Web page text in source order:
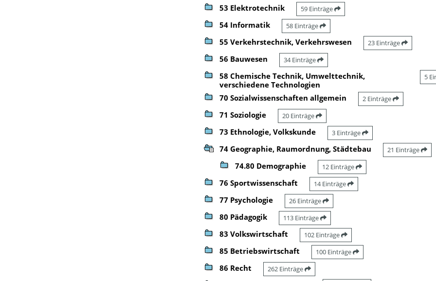
53 Elektrotechnik 59 Einträge
54 Informatik 58 Einträge
55 Verkehrstechnik, Verkehrswesen 23 Einträge
56 Bauwesen 34 Einträge
58 Chemische Technik, Umwelttechnik,
verschiedene Technologien
5
70 Sozialwissenschaften allgemein 2 Einträge
71 Soziologie 20 Einträge
73 Ethnologie, Volkskunde 3 Einträge
74 Geographie, Raumordnung, Städtebau 21 Einträge
74.80 Demographie 12 Einträge
76 Sportwissenschaft 14 Einträge
77 Psychologie 26 Einträge
80 Pädagogik 113 Einträge
83 Volkswirtschaft 102 Einträge
85 Betriebswirtschaft 100 Einträge
86 Recht 262 Einträge